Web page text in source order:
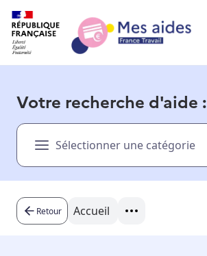
Présentation vidéo
Besoin d'aide ?
Votre recherche d'aide :
Sélectionner une catégorie
Retour Accueil